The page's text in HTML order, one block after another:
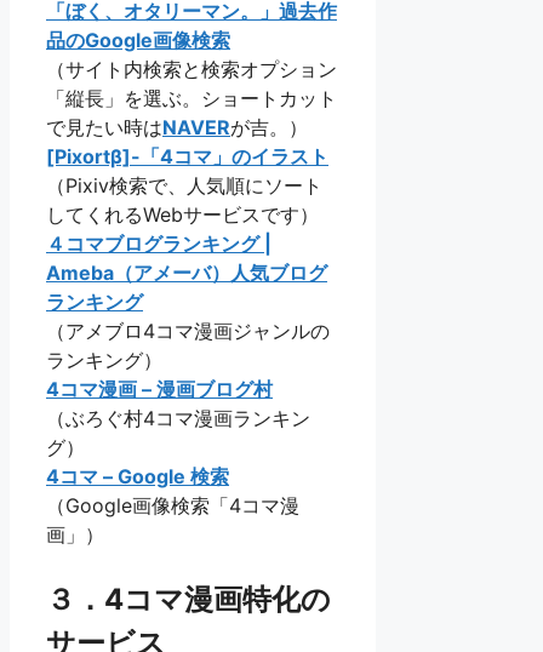
「ぼく、オタリーマン。」過去作
品のGoogle画像検索
（サイト内検索と検索オプション
「縦長」を選ぶ。ショートカット
で見たい時はNAVERが吉。）
[Pixortβ]-「4コマ」のイラスト
（Pixiv検索で、人気順にソート
してくれるWebサービスです）
４コマブログランキング |
Ameba（アメーバ）人気ブログ
ランキング
（アメブロ4コマ漫画ジャンルの
ランキング）
4コマ漫画 – 漫画ブログ村
（ぶろぐ村4コマ漫画ランキン
グ）
4コマ – Google 検索
（Google画像検索「4コマ漫
画」）
３．4コマ漫画特化の
サービス